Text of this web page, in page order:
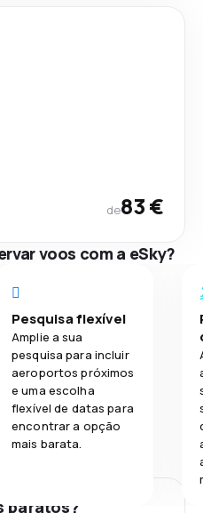
de83 €
voos com a eSky?
Pesquisa flexível
Amplie a sua
pesquisa para incluir
aeroportos próximos
e uma escolha
flexível de datas para
encontrar a opção
mais barata.
baratos?